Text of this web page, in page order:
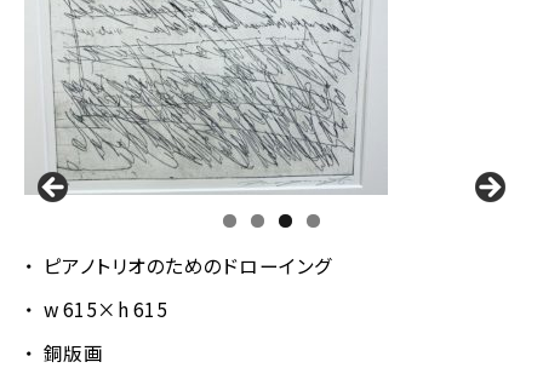
ピアノトリオのためのドローイング
w 615×h 615
銅版画